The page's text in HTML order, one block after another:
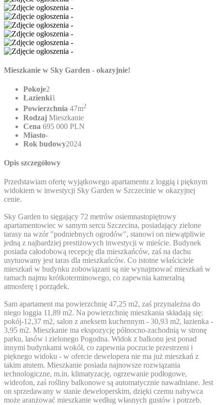
Mieszkanie w Sky Garden - okazyjnie!
Pokoje2
Łazienki1
Powierzchnia 47m2
Rodzaj Mieszkanie
Cena 695 000 PLN
Miasto-
Rok budowy2024
Opis szczegółowy
Przedstawiam ofertę wyjątkowego apartamentu z loggią i pięknym
widokiem w inwestycji Sky Garden w Szczecinie w okazyjnej
cenie.
Sky Garden to sięgający 72 metrów osiemnastopiętrowy
apartamentowiec w samym sercu Szczecina, posiadający zielone
tarasy na wzór "podniebnych ogrodów", stanowi on niewątpliwie
jedną z najbardziej prestiżowych inwestycji w mieście. Budynek
posiada całodobową recepcję dla mieszkańców, zaś na dachu
usytuowany jest taras dla mieszkańców. Co istotne właściciele
mieszkań w budynku zobowiązani są nie wynajmować mieszkań w
ramach najmu krótkoterminowego, co zapewnia kameralną
atmosferę i porządek.
Sam apartament ma powierzchnię 47,25 m2, zaś przynależna do
niego loggia 11,89 m2. Na powierzchnię mieszkania składają się:
pokój-12,37 m2, salon z aneksem kuchennym - 30,93 m2, łazienka -
3,95 m2. Mieszkanie ma ekspozycję północno-zachodnią w stronę
parku, lasów i zielonego Pogodna. Widok z balkonu jest ponad
innymi budynkami wokół, co zapewnia poczucie przestrzeni i
pięknego widoku - w ofercie dewelopera nie ma już mieszkań z
takim atutem. Mieszkanie posiada najnowsze rozwiązania
technologiczne, m.in. klimatyzację, ogrzewanie podłogowe,
wideofon, zaś rośliny balkonowe są automatycznie nawadniane. Jest
on sprzedawany w stanie deweloperskim, dzięki czemu nabywca
może aranżować mieszkanie według własnych gustów i potrzeb.